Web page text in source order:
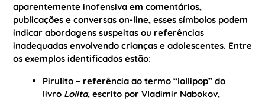
aparentemente inofensiva em comentários,
publicações e conversas on-line, esses símbolos podem
indicar abordagens suspeitas ou referências
inadequadas envolvendo crianças e adolescentes. Entre
os exemplos identificados estão:
Pirulito– referência ao termo “lollipop” do
livro Lolita, escrito por Vladimir Nabokov,